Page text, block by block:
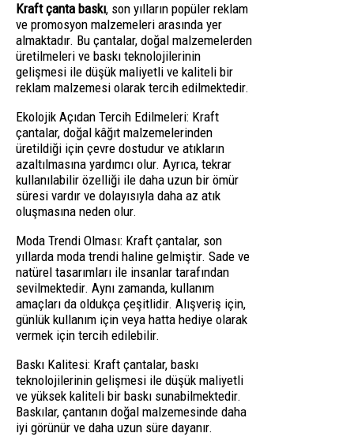
Kraft çanta baskı, son yılların popüler reklam
ve promosyon malzemeleri arasında yer
almaktadır. Bu çantalar, doğal malzemelerden
üretilmeleri ve baskı teknolojilerinin
gelişmesi ile düşük maliyetli ve kaliteli bir
reklam malzemesi olarak tercih edilmektedir.
Ekolojik Açıdan Tercih Edilmeleri: Kraft
çantalar, doğal kâğıt malzemelerinden
üretildiği için çevre dostudur ve atıkların
azaltılmasına yardımcı olur. Ayrıca, tekrar
kullanılabilir özelliği ile daha uzun bir ömür
süresi vardır ve dolayısıyla daha az atık
oluşmasına neden olur.
Moda Trendi Olması: Kraft çantalar, son
yıllarda moda trendi haline gelmiştir. Sade ve
natürel tasarımları ile insanlar tarafından
sevilmektedir. Aynı zamanda, kullanım
amaçları da oldukça çeşitlidir. Alışveriş için,
günlük kullanım için veya hatta hediye olarak
vermek için tercih edilebilir.
Baskı Kalitesi: Kraft çantalar, baskı
teknolojilerinin gelişmesi ile düşük maliyetli
ve yüksek kaliteli bir baskı sunabilmektedir.
Baskılar, çantanın doğal malzemesinde daha
iyi görünür ve daha uzun süre dayanır.